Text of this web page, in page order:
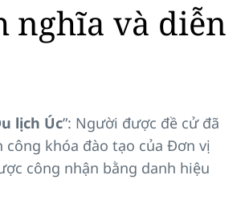
nghĩa và diễn
lịch Úc”: Người được đề cử đã
công khóa đào tạo của Đơn vị
công nhận bằng danh hiệu